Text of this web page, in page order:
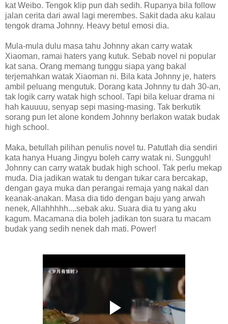
kat Weibo. Tengok klip pun dah sedih. Rupanya bila follow
jalan cerita dari awal lagi merembes. Sakit dada aku kalau
tengok drama Johnny. Heavy betul emosi dia.
Mula-mula dulu masa tahu Johnny akan carry watak
Xiaoman, ramai haters yang kutuk. Sebab novel ni popular
kat sana. Orang memang tunggu siapa yang bakal
terjemahkan watak Xiaoman ni. Bila kata Johnny je, haters
ambil peluang mengutuk. Dorang kata Johnny tu dah 30-an,
tak logik carry watak high school. Tapi bila keluar drama ni
hah kauuuu, senyap sepi masing-masing. Tak berkutik
sorang pun let alone kondem Johnny berlakon watak budak
high school.
Maka, betullah pilihan penulis novel tu. Patutlah dia sendiri
kata hanya Huang Jingyu boleh carry watak ni. Sungguh!
Johnny can carry watak budak high school. Tak perlu mekap
muda. Dia jadikan watak tu dengan tukar cara bercakap,
dengan gaya muka dan perangai remaja yang nakal dan
keanak-anakan. Masa dia tido dengan baju yang arwah
nenek, Allahhhhh....sebak aku. Suara dia tu yang aku
kagum. Macamana dia boleh jadikan ton suara tu macam
budak yang sedih nenek dah mati. Power!